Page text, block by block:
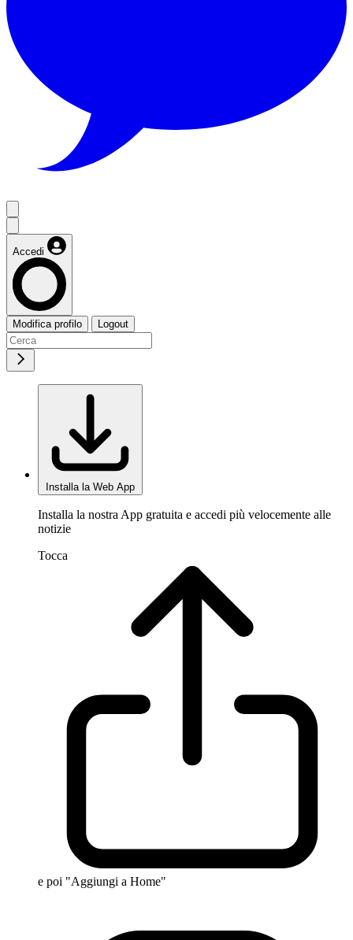
Accedi
Modifica profilo Logout
Installa la Web App
Installa la nostra App gratuita e accedi più velocemente alle
notizie
Tocca
e poi "Aggiungi a Home"